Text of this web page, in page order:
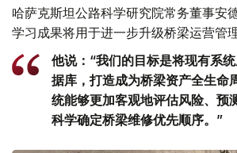
哈萨克斯坦公路科学研究院常务董事安
学习成果将用于进一步升级桥梁运营管理
他说：“我们的目标是将现有系
据库，打造成为桥梁资产全生命
统能够更加客观地评估风险、预
科学确定桥梁维修优先顺序。”